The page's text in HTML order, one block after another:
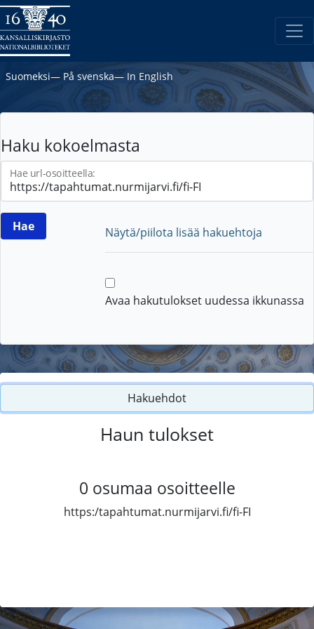
Suomeksi― På svenska― In English
Haku kokoelmasta
Hae url-osoitteella:
Näytä/piilota lisää hakuehtoja
Avaa hakutulokset uudessa ikkunassa
Hakuehdot
Haun tulokset
0 osumaa osoitteelle
https:/tapahtumat.nurmijarvi.fi/fi-FI